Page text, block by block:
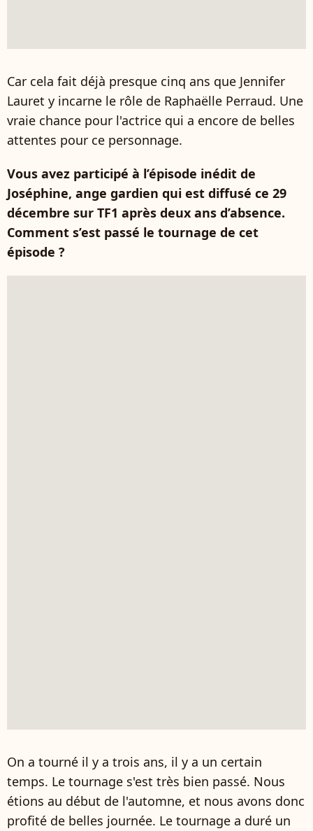
Car cela fait déjà presque cinq ans que Jennifer
Lauret y incarne le rôle de Raphaëlle Perraud. Une
vraie chance pour l'actrice qui a encore de belles
attentes pour ce personnage.
Vous avez participé à l’épisode inédit de
Joséphine, ange gardien qui est diffusé ce 29
décembre sur TF1 après deux ans d’absence.
Comment s’est passé le tournage de cet
épisode ?
On a tourné il y a trois ans, il y a un certain
temps. Le tournage s'est très bien passé. Nous
étions au début de l'automne, et nous avons donc
profité de belles journée. Le tournage a duré un